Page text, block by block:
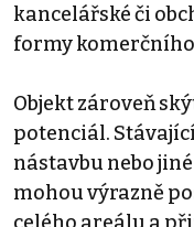
kancelářské či
formy
Objekt zároveň
potenciál.
nástavbu nebo
mohou výrazně